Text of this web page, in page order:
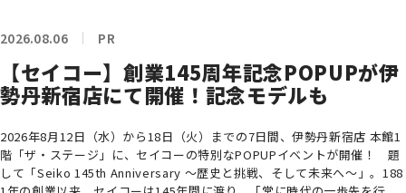
2026.08.06 PR
【セイコー】創業145周年記念POPUPが伊
勢丹新宿店にて開催！記念モデルも
2026年8月12日（水）から18日（火）までの7日間、伊勢丹新宿店 本館1
階「ザ・ステージ」に、セイコーの特別なPOPUPイベントが開催！ 題
して「Seiko 145th Anniversary ～歴史と挑戦、そして未来へ～」。188